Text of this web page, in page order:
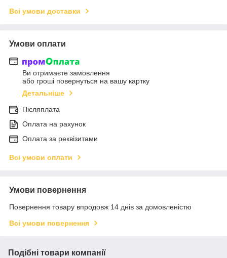
Всі умови доставки
Умови оплати
Ви отримаєте замовлення
або гроші повернуться на вашу картку
Детальніше
Післяплата
Оплата на рахунок
Оплата за реквізитами
Всі умови оплати
Умови повернення
Повернення товару впродовж 14 днів за домовленістю
Всі умови повернення
Подібні товари компанії